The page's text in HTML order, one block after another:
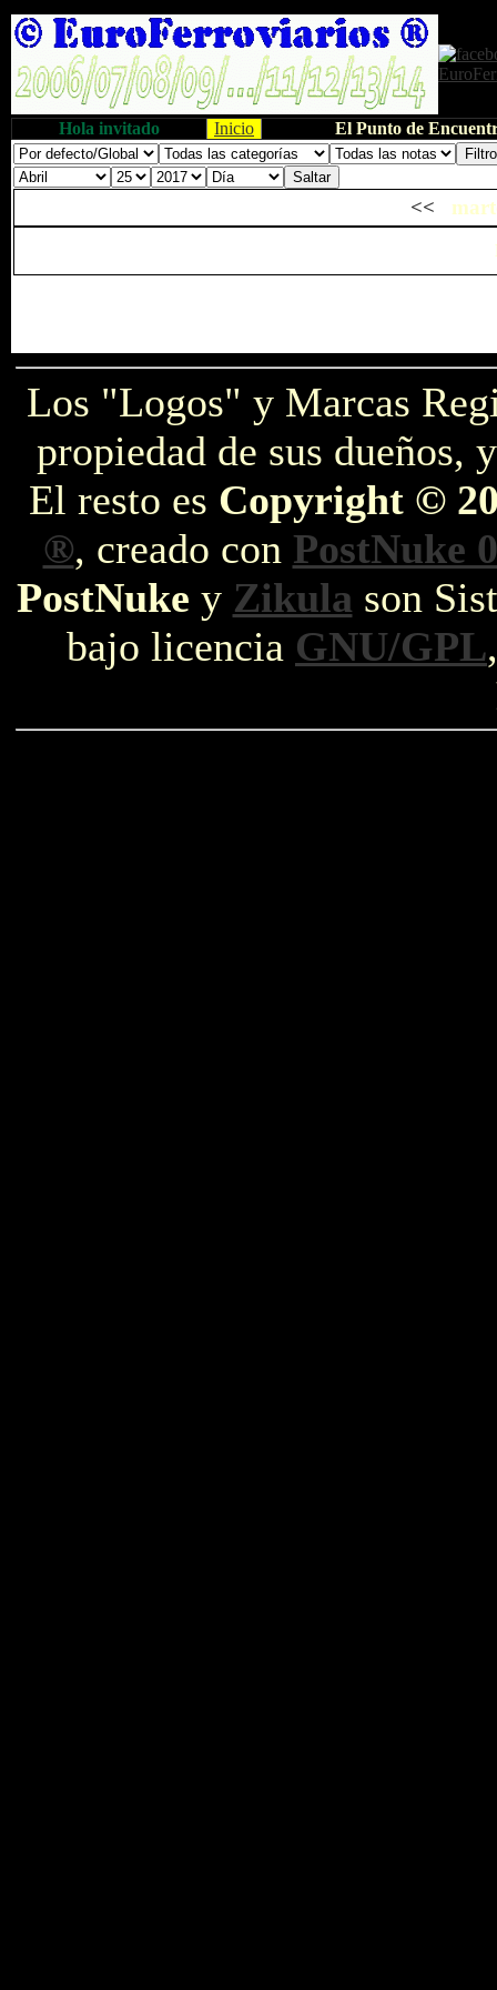
Hola invitado Inicio El Punto de
<<
Los "Logos" y Marcas
propiedad de sus dueños,
El resto es Copyright ©
®, creado con PostNuke
PostNuke y Zikula son
bajo licencia GNU/GPL